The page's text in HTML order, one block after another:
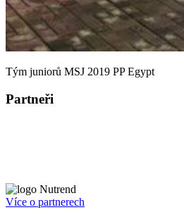
Tým juniorů MSJ 2019 PP Egypt
Partneři
Více o partnerech